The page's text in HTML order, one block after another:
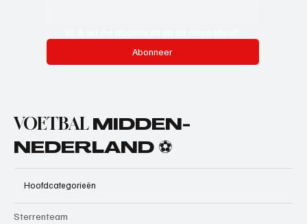
Abonneer
VOETBAL MIDDEN-
NEDERLAND ⚽
Hoofdcategorieën
Sterrenteam